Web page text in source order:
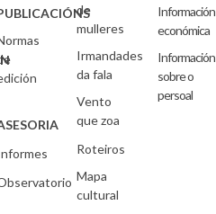
de
mulleres
Irmandades
da fala
Vento
que zoa
Roteiros
Mapa
cultural
Información
económica
Información
sobre o
persoal